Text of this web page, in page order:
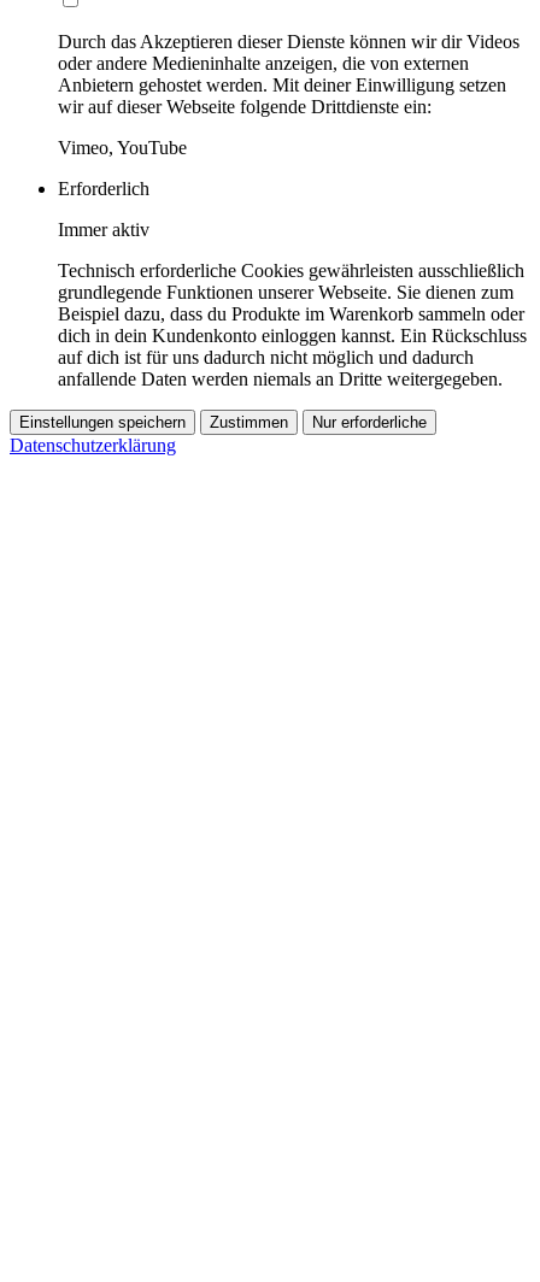
Durch das Akzeptieren dieser Dienste können wir dir Videos
oder andere Medieninhalte anzeigen, die von externen
Anbietern gehostet werden. Mit deiner Einwilligung setzen
wir auf dieser Webseite folgende Drittdienste ein:
Vimeo, YouTube
Erforderlich
Immer aktiv
Technisch erforderliche Cookies gewährleisten ausschließlich
grundlegende Funktionen unserer Webseite. Sie dienen zum
Beispiel dazu, dass du Produkte im Warenkorb sammeln oder
dich in dein Kundenkonto einloggen kannst. Ein Rückschluss
auf dich ist für uns dadurch nicht möglich und dadurch
anfallende Daten werden niemals an Dritte weitergegeben.
Einstellungen speichern Zustimmen Nur erforderliche
Datenschutzerklärung